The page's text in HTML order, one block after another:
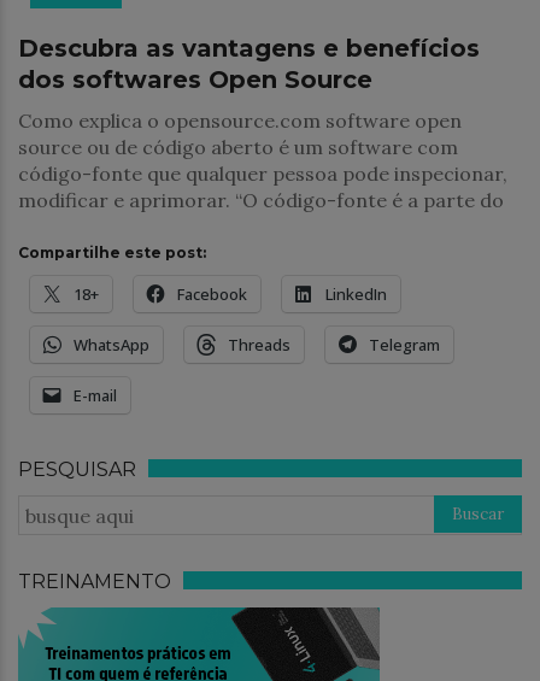
Descubra as vantagens e benefícios
dos softwares Open Source
Como explica o opensource.com software open
source ou de código aberto é um software com
código-fonte que qualquer pessoa pode inspecionar,
modificar e aprimorar. “O código-fonte é a parte do
Compartilhe este post:
18+ Facebook LinkedIn
WhatsApp Threads Telegram
E-mail
PESQUISAR
TREINAMENTO